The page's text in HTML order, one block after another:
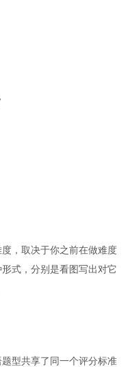
，取决于你之前在做难度
式，分别是看图写出对它
型共享了同一个评分标准